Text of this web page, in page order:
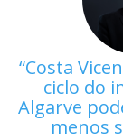
Costa
ciclo do
Algarve
menos